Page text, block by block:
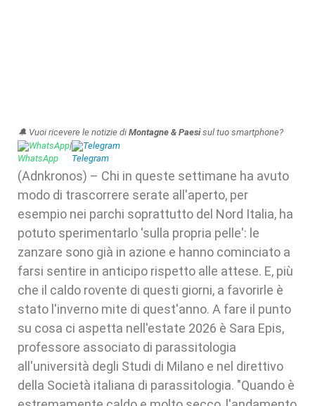
🔔 Vuoi ricevere le notizie di Montagne & Paesisul tuo smartphone?
WhatsApp| Telegram
(Adnkronos) – Chi in queste settimane ha avuto
modo di trascorrere serate all'aperto, per
esempio nei parchi soprattutto del Nord Italia, ha
potuto sperimentarlo 'sulla propria pelle': le
zanzare sono già in azione e hanno cominciato a
farsi sentire in anticipo rispetto alle attese. E, più
che il caldo rovente di questi giorni, a favorirle è
stato l'inverno mite di quest'anno. A fare il punto
su cosa ci aspetta nell'estate 2026 è Sara Epis,
professore associato di parassitologia
all'università degli Studi di Milano e nel direttivo
della Società italiana di parassitologia. "Quando è